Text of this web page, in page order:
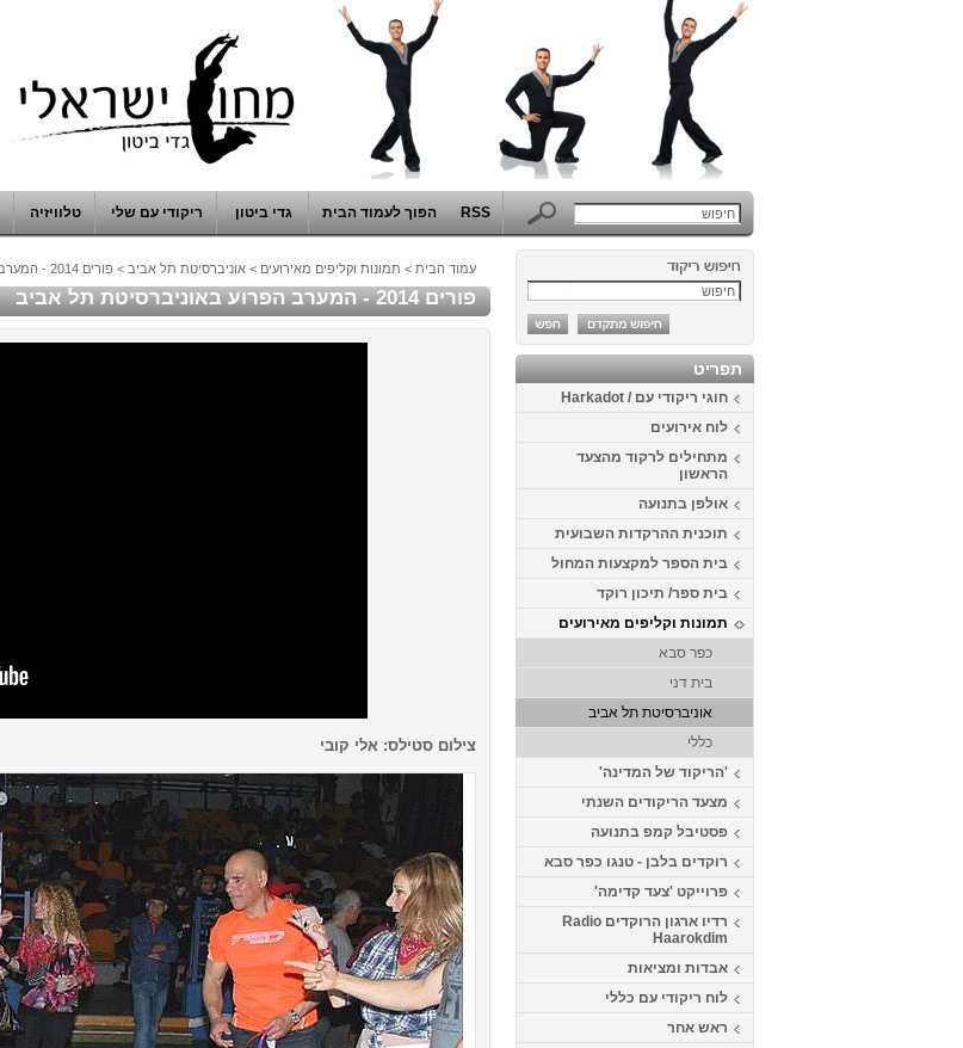
RSS הפוך לעמוד הבית גדי ביטון ריקודי עם שלי טלוויזיה
תפריט
חוגי ריקודי עם / Harkadot
לוח אירועים
מתחילים לרקוד מהצעד
הראשון
אולפן בתנועה
תוכנית ההרקדות השבועית
בית הספר למקצעות המחול
בית ספר/ תיכון רוקד
תמונות וקליפים מאירועים
כפר סבא
בית דני
אוניברסיטת תל אביב
כללי
'הריקוד של המדינה'
מצעד הריקודים השנתי
פסטיבל קמפ בתנועה
רוקדים בלבן - טנגו כפר סבא
פרוייקט 'צעד קדימה'
רדיו ארגון הרוקדים Radio
Haarokdim
אבדות ומציאות
לוח ריקודי עם כללי
ראש אחר
עמוד הבית > תמונות וקליפים מאירועים > אוניברסיטת תל אביב > פורים 2014 - המערב הפרוע באוניברסיטת תל אביב
פורים 2014 - המערב הפרוע באוניברסיטת תל אביב
צילום סטילס: אלי קובי